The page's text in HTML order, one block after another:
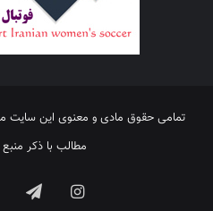
تمامی حقوق مادی و معنوی این سایت
مطالب با ذکر
اینستاگرام